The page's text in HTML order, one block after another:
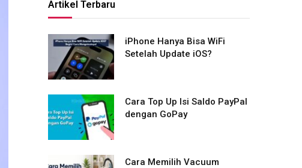
Artikel Terbaru
iPhone Hanya Bisa WiFi
Setelah Update iOS?
Cara Top Up Isi Saldo PayPal
dengan GoPay
Cara Memilih Vacuum